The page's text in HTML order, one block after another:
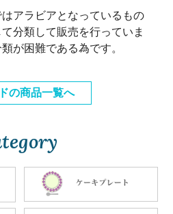
アラビアとなっているもの
分類して販売を行っていま
が困難である為です。
の商品一覧へ